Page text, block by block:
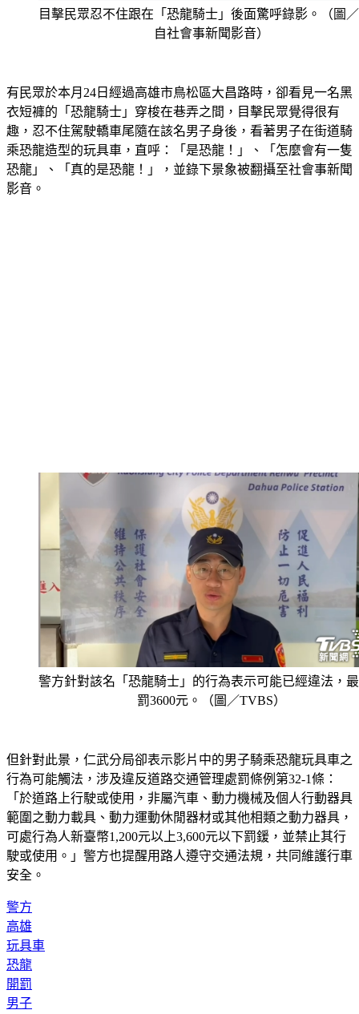
目擊民眾忍不住跟在「恐龍騎士」後面驚呼錄影。（圖
自社會事新聞影音）
有民眾於本月24日經過高雄市鳥松區大昌路時，卻看見一名黑
衣短褲的「恐龍騎士」穿梭在巷弄之間，目擊民眾覺得很有
趣，忍不住駕駛轎車尾隨在該名男子身後，看著男子在街道騎
乘恐龍造型的玩具車，直呼：「是恐龍！」、「怎麼會有一隻
恐龍」、「真的是恐龍！」，並錄下景象被翻攝至社會事新聞
影音。
警方針對該名「恐龍騎士」的行為表示可能已經違法，
罰3600元。（圖／TVBS）
但針對此景，仁武分局卻表示影片中的男子騎乘恐龍玩具車之
行為可能觸法，涉及違反道路交通管理處罰條例第32-1條：
「於道路上行駛或使用，非屬汽車、動力機械及個人行動器具
範圍之動力載具、動力運動休閒器材或其他相類之動力器具，
可處行為人新臺幣1,200元以上3,600元以下罰鍰，並禁止其行
駛或使用。」警方也提醒用路人遵守交通法規，共同維護行車
安全。
警方
高雄
玩具車
恐龍
開罰
男子